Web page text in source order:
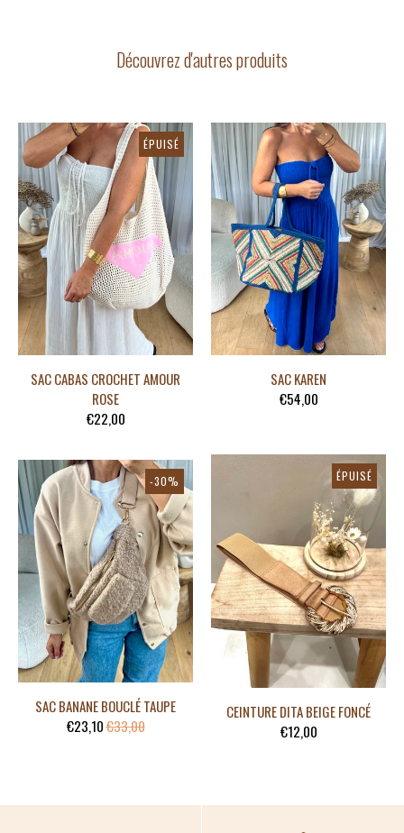
Découvrez d'autres produits
ÉPUISÉ
SAC CABAS CROCHET AMOUR
ROSE
€22,00
SAC KAREN
€54,00
-30%
SAC BANANE BOUCLÉ TAUPE
€23,10€33,00
ÉPUISÉ
CEINTURE DITA BEIGE FONCÉ
€12,00